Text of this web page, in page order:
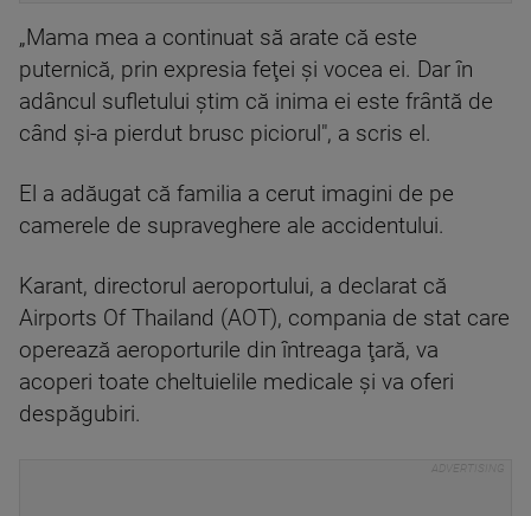
„Mama mea a continuat să arate că este
puternică, prin expresia feţei şi vocea ei. Dar în
adâncul sufletului ştim că inima ei este frântă de
când şi-a pierdut brusc piciorul", a scris el.
El a adăugat că familia a cerut imagini de pe
camerele de supraveghere ale accidentului.
Karant, directorul aeroportului, a declarat că
Airports Of Thailand (AOT), compania de stat care
operează aeroporturile din întreaga ţară, va
acoperi toate cheltuielile medicale şi va oferi
despăgubiri.